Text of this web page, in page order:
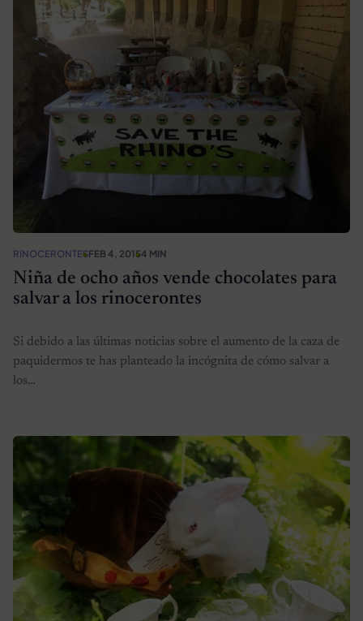
RINOCERONTESFEB 4, 20154 MIN
Niña de ocho años vende chocolates para
salvar a los rinocerontes
Si debido a las últimas noticias sobre el aumento de la caza de
paquidermos te has planteado la incógnita de cómo salvar a
los…